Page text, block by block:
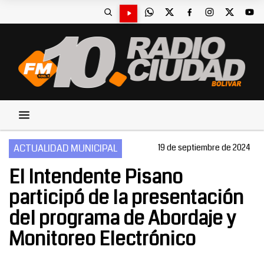
ACTUALIDAD MUNICIPAL 19 de septiembre de 2024
El Intendente Pisano
participó de la presentación
del programa de Abordaje y
Monitoreo Electrónico